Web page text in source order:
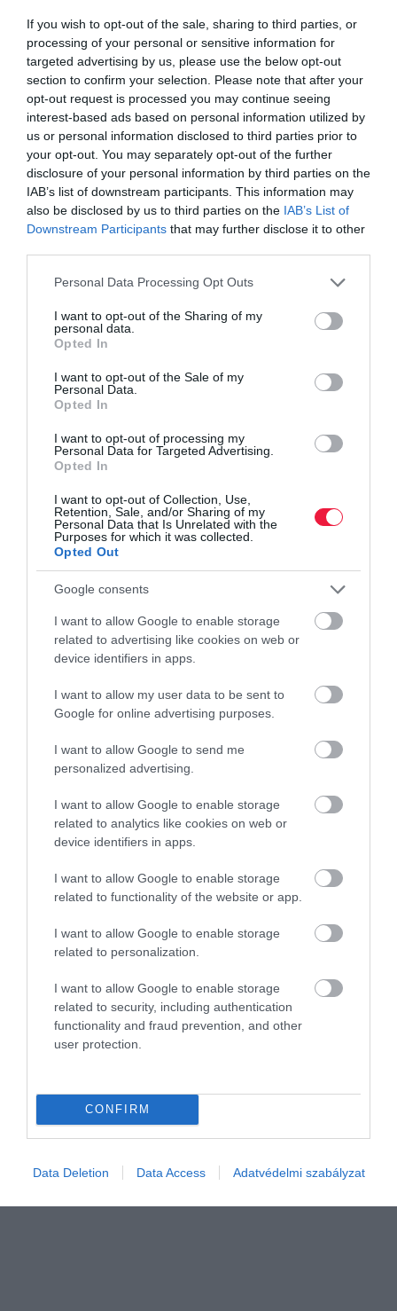
If you wish to opt-out of the sale, sharing to third parties, or
processing of your personal or sensitive information for
targeted advertising by us, please use the below opt-out
section to confirm your selection. Please note that after your
opt-out request is processed you may continue seeing
interest-based ads based on personal information utilized by
us or personal information disclosed to third parties prior to
your opt-out. You may separately opt-out of the further
disclosure of your personal information by third parties on the
IAB’s list of downstream participants. This information may
also be disclosed by us to third parties on the IAB’s List of
Downstream Participants that may further disclose it to other
Please note that this website/app uses one or more Google
not limited to your visit or usage behaviour. You may click to
grant or deny consent to Google and its third-party tags to
use your data for below specified purposes in below Google
consent section.
Personal Data Processing Opt Outs
I want to opt-out of the Sharing of my
personal data.
Opted In
I want to opt-out of the Sale of my
Personal Data.
Opted In
I want to opt-out of processing my
Personal Data for Targeted Advertising.
Opted In
I want to opt-out of Collection, Use,
Retention, Sale, and/or Sharing of my
Personal Data that Is Unrelated with the
Purposes for which it was collected.
Opted Out
Google consents
I want to allow Google to enable storage
related to advertising like cookies on web or
device identifiers in apps.
I want to allow my user data to be sent to
Google for online advertising purposes.
I want to allow Google to send me
personalized advertising.
I want to allow Google to enable storage
related to analytics like cookies on web or
device identifiers in apps.
I want to allow Google to enable storage
related to functionality of the website or app.
I want to allow Google to enable storage
related to personalization.
I want to allow Google to enable storage
related to security, including authentication
functionality and fraud prevention, and other
user protection.
CONFIRM
Data Deletion Data Access Adatvédelmi szabályzat
Szívhatják a fogukat az alkudozó lakásvásárlók
A kedvezményes hitelprogram elindulásával felpörgött a
lakáspiac, ami azzal is járt, hogy több területen korábban soha
nem látott mértékben szűkült a mozgástér az alkura. Az OTP
Ingatlanpont adatai…
INGATLAN
Jelentősen csökkent az alkupozíció mértéke a lakáspiacon
augusztusban az Otthon Start Programhoz köthető
keresletélénkülés miatt, derül ki az ingatlan.com elemzéséből,
amely csaknem 50 ezer olyan…